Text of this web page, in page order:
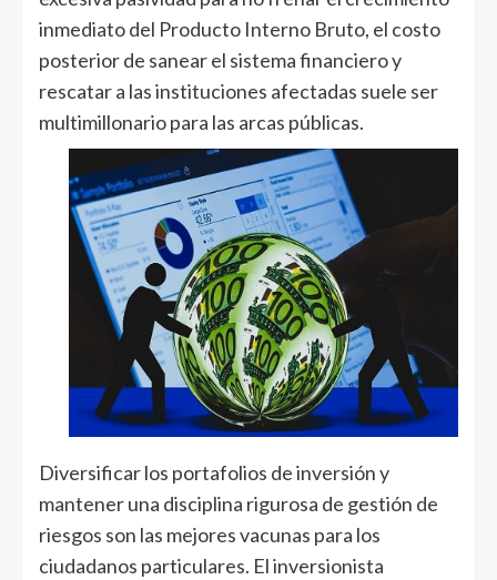
inmediato del Producto Interno Bruto, el costo
posterior de sanear el sistema financiero y
rescatar a las instituciones afectadas suele ser
multimillonario para las arcas públicas.
Diversificar los portafolios de inversión y
mantener una disciplina rigurosa de gestión de
riesgos son las mejores vacunas para los
ciudadanos particulares. El inversionista